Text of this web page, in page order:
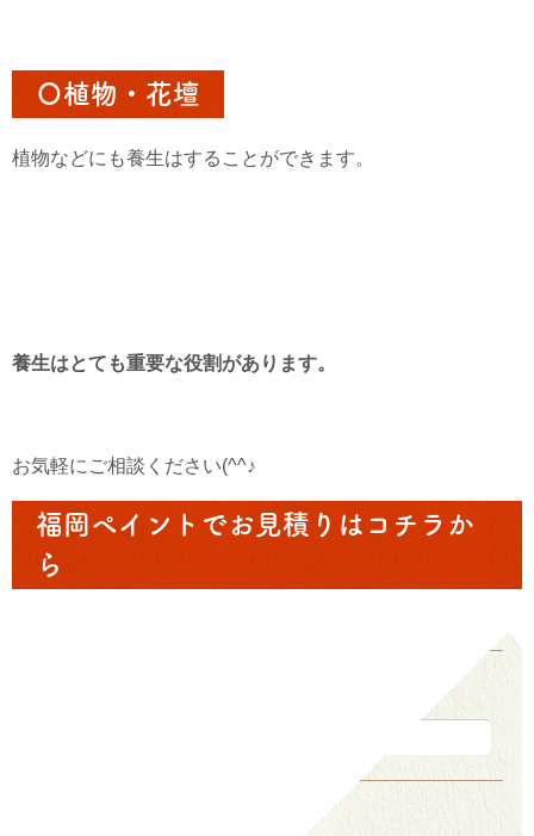
〇植物・花壇
植物などにも養生はすることができます。
養生はとても重要な役割があります。
お気軽にご相談ください(^^♪
福岡ペイントでお見積りはコチラか
ら